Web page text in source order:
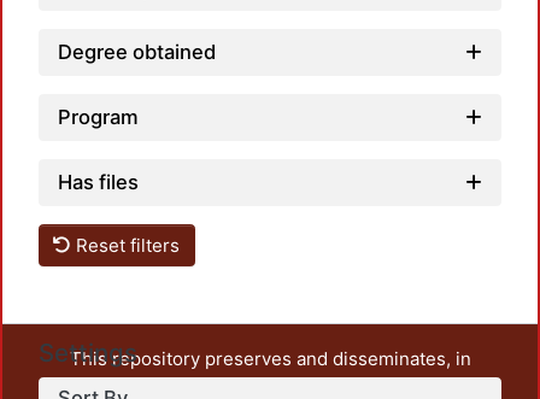
Degree obtained
Program
Has files
Reset filters
Settings
This repository preserves and disseminates, in
unrestricted open access, the teaching and research